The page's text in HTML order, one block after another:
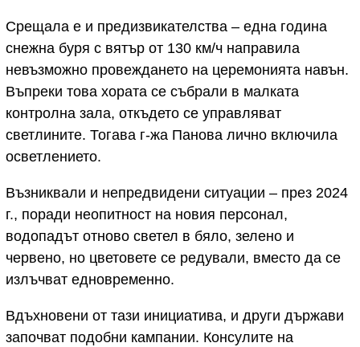
Срещала е и предизвикателства – една година
снежна буря с вятър от 130 км/ч направила
невъзможно провеждането на церемонията навън.
Въпреки това хората се събрали в малката
контролна зала, откъдето се управляват
светлините. Тогава г-жа Панова лично включила
осветлението.
Възниквали и непредвидени ситуации – през 2024
г., поради неопитност на новия персонал,
водопадът отново светел в бяло, зелено и
червено, но цветовете се редували, вместо да се
излъчват едновременно.
Вдъхновени от тази инициатива, и други държави
започват подобни кампании. Консулите на